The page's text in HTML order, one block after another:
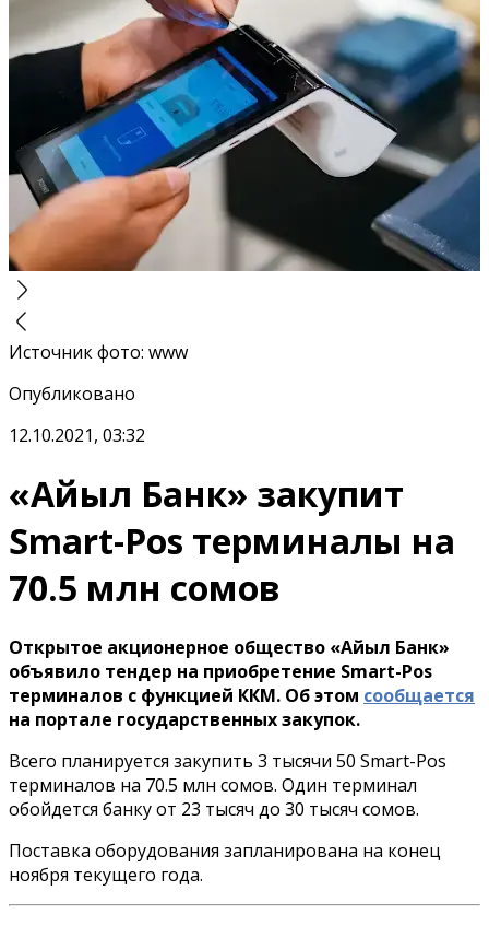
Источник фото: www
Опубликовано
12.10.2021, 03:32
«Айыл Банк» закупит
Smart-Pos терминалы на
70.5 млн сомов
Открытое акционерное общество «Айыл Банк»
объявило тендер на приобретение Smart-Pos
терминалов с функцией ККМ. Об этом сообщается
на портале государственных закупок.
Всего планируется закупить 3 тысячи 50 Smart-Pos
терминалов на 70.5 млн сомов. Один терминал
обойдется банку от 23 тысяч до 30 тысяч сомов.
Поставка оборудования запланирована на конец
ноября текущего года.